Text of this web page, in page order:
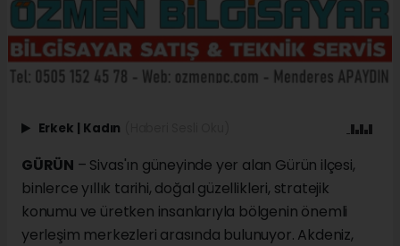
Erkek | Kadın
GÜRÜN – Sivas'ın güneyinde yer alan Gürün ilçesi,
binlerce yıllık tarihi, doğal güzellikleri, stratejik
konumu ve üretken insanlarıyla bölgenin önemli
yerleşim merkezleri arasında bulunuyor. Akdeniz,